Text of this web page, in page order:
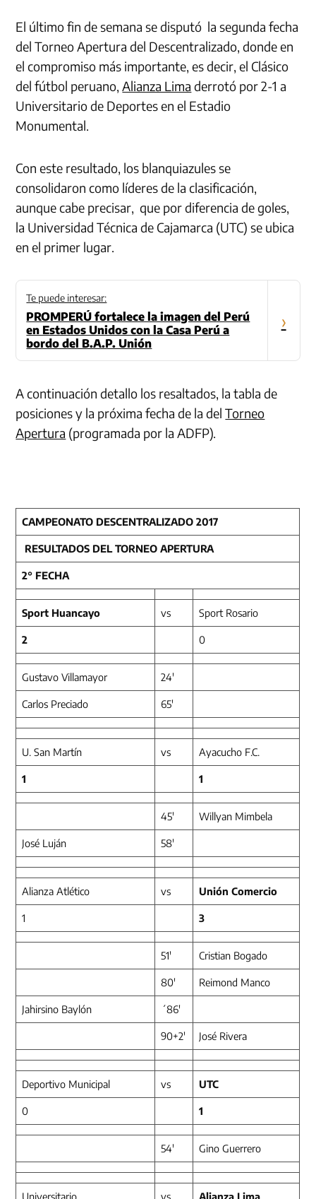
El último fin de semana se disputó la segunda fecha
del Torneo Apertura del Descentralizado, donde en
el compromiso más importante, es decir, el Clásico
del fútbol peruano,Alianza Lima derrotó por 2-1 a
Universitario de Deportes en el Estadio
Monumental.
Con este resultado, los blanquiazules se
consolidaron como líderes de la clasificación,
aunque cabe precisar, que por diferencia de goles,
la Universidad Técnica de Cajamarca (UTC) se ubica
en el primer lugar.
Te puede interesar:
PROMPERÚ fortalece la imagen del Perú
en Estados Unidos con la Casa Perú a
bordo del B.A.P. Unión
›
A continuación detallo los resaltados, la tabla de
posiciones y la próxima fecha de la delTorneo
Apertura (programada por la ADFP).
CAMPEONATO DESCENTRALIZADO 2017
RESULTADOS DEL TORNEO APERTURA
2° FECHA
Sport Huancayo vs Sport Rosario
2 0
Gustavo Villamayor 24′
Carlos Preciado 65′
U. San Martín vs Ayacucho F.C.
1 1
45′ Willyan Mimbela
José Luján 58′
Alianza Atlético vs Unión Comercio
1 3
51′ Cristian Bogado
80′ Reimond Manco
Jahirsino Baylón ´86′
90+2′ José Rivera
Deportivo Municipal vs UTC
0 1
54′ Gino Guerrero
Universitario vs Alianza Lima